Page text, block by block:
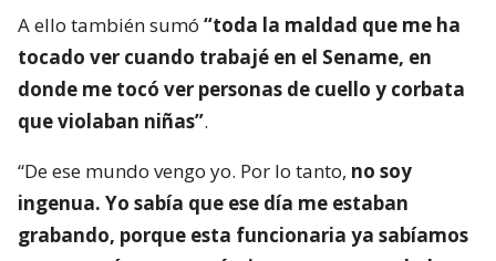
A ello también sumó “toda la maldad que me ha
tocado ver cuando trabajé en el Sename, en
donde me tocó ver personas de cuello y corbata
que violaban niñas”.
“De ese mundo vengo yo. Por lo tanto, no soy
ingenua. Yo sabía que ese día me estaban
grabando, porque esta funcionaria ya sabíamos